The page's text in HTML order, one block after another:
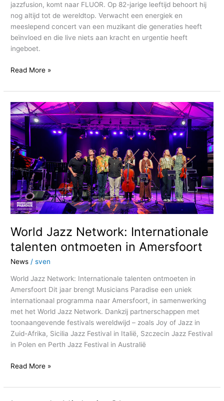
jazzfusion, komt naar FLUOR. Op 82-jarige leeftijd behoort hij
nog altijd tot de wereldtop. Verwacht een energiek en
meeslepend concert van een muzikant die generaties heeft
beïnvloed en die live niets aan kracht en urgentie heeft
ingeboet.
Read More »
World Jazz Network: Internationale
talenten ontmoeten in Amersfoort
News /sven
World Jazz Network: Internationale talenten ontmoeten in
Amersfoort Dit jaar brengt Musicians Paradise een uniek
internationaal programma naar Amersfoort, in samenwerking
met het World Jazz Network. Dankzij partnerschappen met
toonaangevende festivals wereldwijd – zoals Joy of Jazz in
Zuid-Afrika, Sicilia Jazz Festival in Italië, Szczecin Jazz Festival
in Polen en Perth Jazz Festival in Australië
World
Jazz
Network:
Internationale
talenten
ontmoeten
in
Amersfoort
Read More »